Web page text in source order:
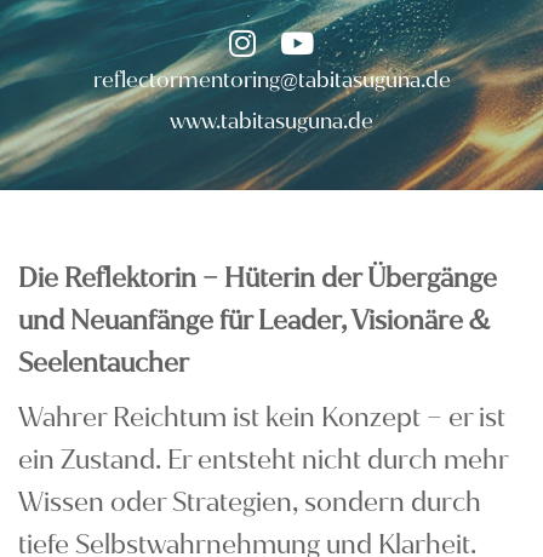
reflectormentoring@tabitasuguna.de
www.tabitasuguna.de
Die Reflektorin – Hüterin der Übergänge
und Neuanfänge für Leader, Visionäre &
Seelentaucher
Wahrer Reichtum ist kein Konzept – er ist
ein Zustand. Er entsteht nicht durch mehr
Wissen oder Strategien, sondern durch
tiefe Selbstwahrnehmung und Klarheit.